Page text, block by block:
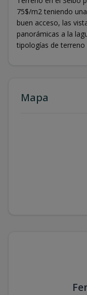
75$/m2 teniendo
buen acceso, las
panorámicas a la
tipologías de terreno
Mapa